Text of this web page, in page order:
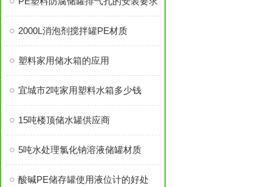
2000L消泡剂搅拌罐PE材质
塑料家用储水箱的应用
宜城市2吨家用塑料水箱多少钱
15吨楼顶储水罐供应商
5吨水处理氯化钠溶液储罐材质
酸碱PE储存罐使用液位计的好处